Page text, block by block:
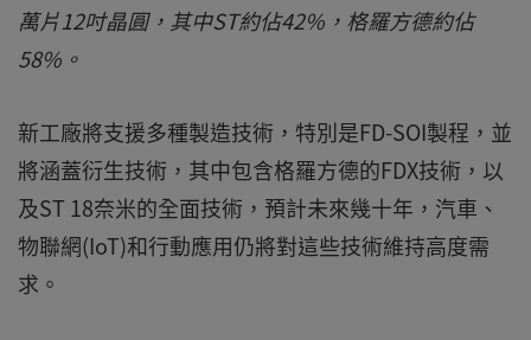
萬片12吋晶圓，其中ST約佔42%，格羅方德約佔
58%。
新工廠將支援多種製造技術，特別是FD-SOI製程，並
將涵蓋衍生技術，其中包含格羅方德的FDX技術，以
及ST 18奈米的全面技術，預計未來幾十年，汽車、
物聯網(IoT)和行動應用仍將對這些技術維持高度需
求。